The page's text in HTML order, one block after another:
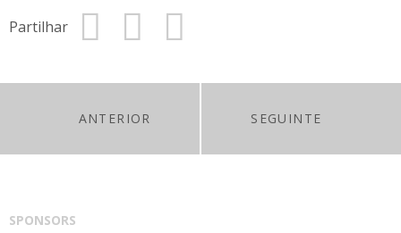
Partilhar
ANTERIOR SEGUINTE
SPONSORS